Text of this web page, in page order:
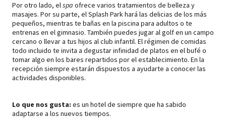
Por otro lado, elspa ofrece varios tratamientos de belleza y
masajes. Por su parte, el Splash Park hará las delicias de los más
pequeños, mientras te bañas en la piscina para adultos o te
entrenas en el gimnasio. También puedes jugar al golf en un campo
cercano o llevar a tus hijos al club infantil. El régimen de comidas
todo incluido te invita a degustar infinidad de platos en el bufé o
tomar algo en los bares repartidos por el establecimiento. En la
recepción siempre estarán dispuestos a ayudarte a conocer las
actividades disponibles.
Lo que nos gusta: es un hotel de siempre que ha sabido
adaptarse a los nuevos tiempos.